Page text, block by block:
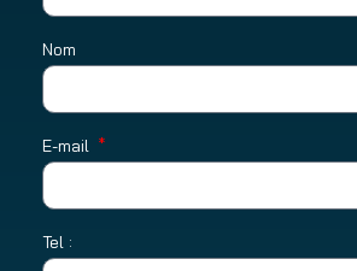
Nom
E-mail
Tel :